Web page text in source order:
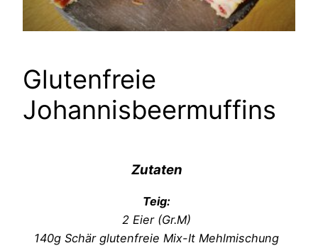
Glutenfreie
Johannisbeermuffins
Zutaten
Teig:
2 Eier (Gr.M)
140g Schär glutenfreie Mix-It Mehlmischung